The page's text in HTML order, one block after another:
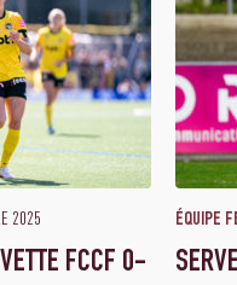
2025
FCCF 0-
ÉQUIPE